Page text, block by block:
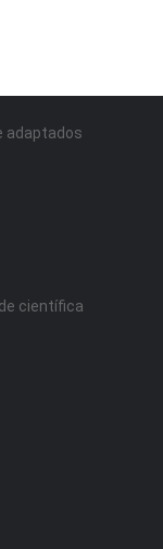
adaptados
científica